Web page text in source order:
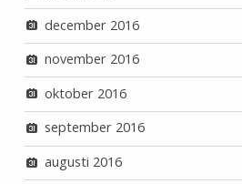
december 2016
november 2016
oktober 2016
september 2016
augusti 2016